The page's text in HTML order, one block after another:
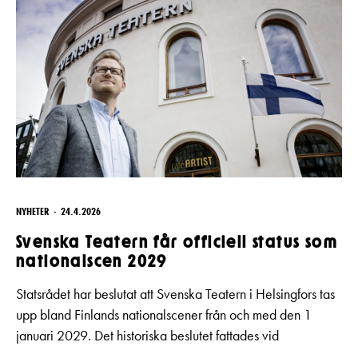
NYHETER 24.4.2026
Svenska Teatern får officiell status som
nationalscen 2029
Statsrådet har beslutat att Svenska Teatern i Helsingfors tas
upp bland Finlands nationalscener från och med den 1
januari 2029. Det historiska beslutet fattades vid